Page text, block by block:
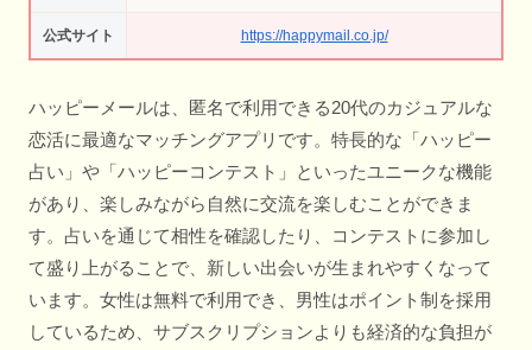
公式サイト https://happymail.co.jp/
ハッピーメールは、匿名で利用できる20代のカジュアルな
恋活に最適なマッチングアプリです。特長的な「ハッピー
占い」や「ハッピーコンテスト」といったユニークな機能
があり、楽しみながら自然に交流を楽しむことができま
す。占いを通じて相性を確認したり、コンテストに参加し
て盛り上がることで、新しい出会いが生まれやすくなって
います。女性は無料で利用でき、男性はポイント制を採用
しているため、サブスクリプションよりも経済的な負担が